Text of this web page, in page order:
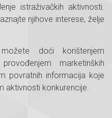
istraživačkih aktivnosti.
njihove interese, želje
doći korištenjem
marketinških
povratnih informacija koje
aktivnosti konkurencije.